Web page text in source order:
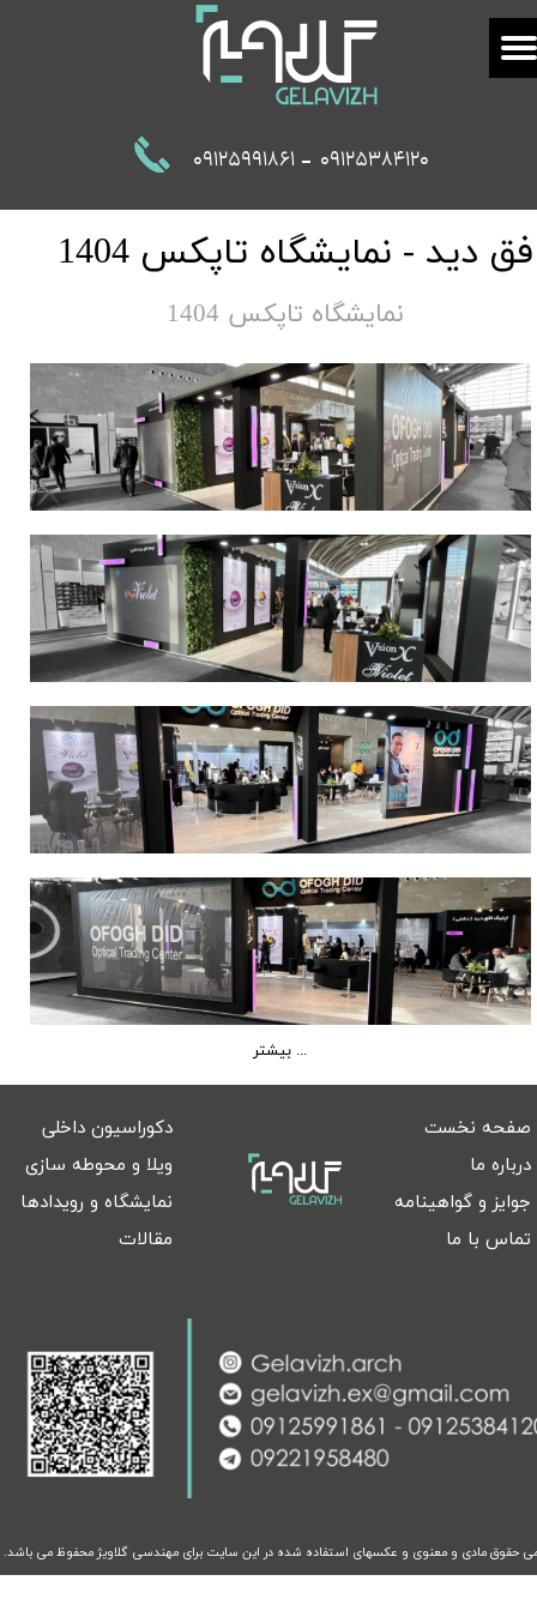
09125991861 09125384120
-
دید - نمایشگاه تاپکس 1404
بیشتر ...
نمایشگاه تاپکس 1404
حقوق مادی و معنوی و عکسهای استفاده شده در این سایت برای مهندسی گلاویژ محفوظ می باشد.​​​​​​​
صفحه نخست
درباره ما
جوایز و گواهینامه
تماس با ما
دکوراسیون داخلی
ویلا و محوطه سازی
نمایشگاه و رویدادها
مقالات